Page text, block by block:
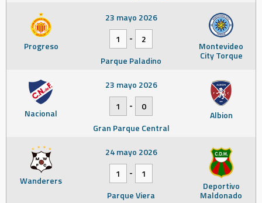
Progreso Montevideo
City Torque
23 mayo 2026
1
-
2
Parque Paladino
Nacional Albion
23 mayo 2026
1
-
0
Gran Parque Central
Wanderers Deportivo
Maldonado
24 mayo 2026
1
-
1
Parque Viera